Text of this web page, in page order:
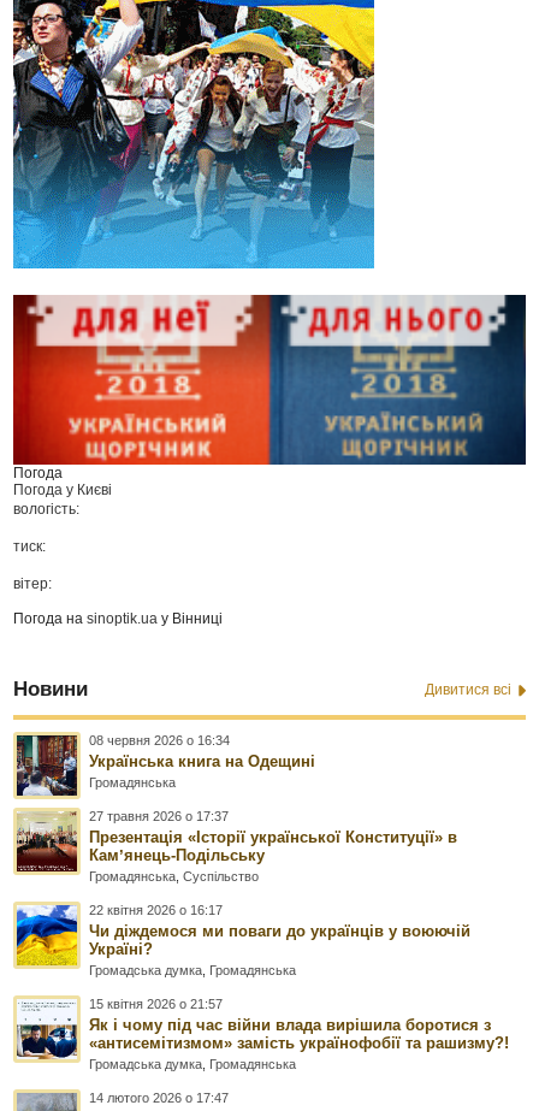
Погода
Погода у Києві
вологість:
тиск:
вітер:
Погода наsinoptik.ua у Вінниці
Новини Дивитися всі
08 червня 2026 о 16:34
Українська книга на Одещині
Громадянська
27 травня 2026 о 17:37
Презентація «Історії української Конституції» в
Камʼянець-Подільську
Громадянська ,Суспільство
22 квітня 2026 о 16:17
Чи діждемося ми поваги до українців у воюючій
Україні?
Громадська думка Громадянська
15 квітня 2026 о 21:57
Як і чому під час війни влада вирішила боротися з
«антисемітизмом» замість українофобії та рашизму?!
Громадська думка Громадянська
14 лютого 2026 о 17:47